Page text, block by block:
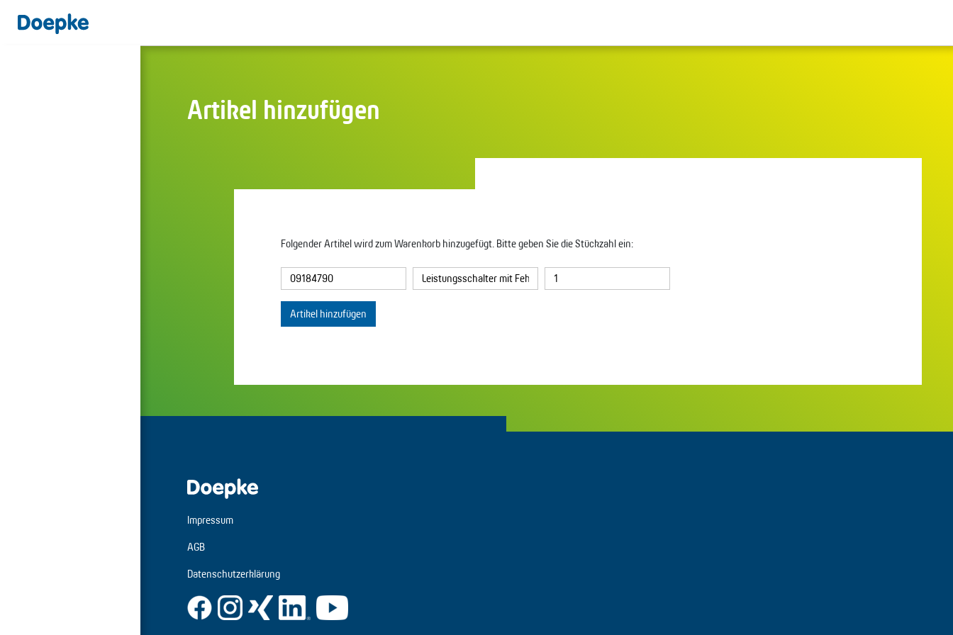
Artikel hinzufügen
Folgender Artikel wird zum Warenkorb hinzugefügt. Bitte geben Sie die Stückzahl ein:
Artikel hinzufügen
Impressum
AGB
Datenschutzerklärung